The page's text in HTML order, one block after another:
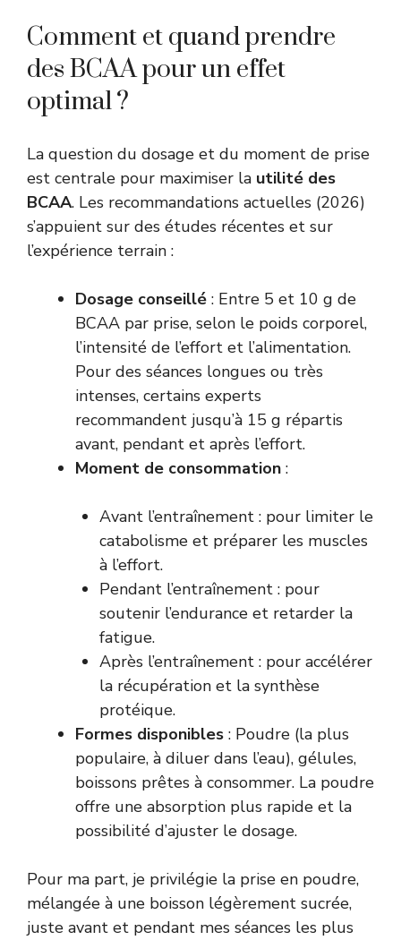
Comment et quand prendre
des BCAA pour un effet
optimal ?
La question du dosage et du moment de prise
est centrale pour maximiser la utilité des
BCAA. Les recommandations actuelles (2026)
s’appuient sur des études récentes et sur
l’expérience terrain :
Dosage conseillé : Entre 5 et 10 g de
BCAA par prise, selon le poids corporel,
l’intensité de l’effort et l’alimentation.
Pour des séances longues ou très
intenses, certains experts
recommandent jusqu’à 15 g répartis
avant, pendant et après l’effort.
Moment de consommation :
Avant l’entraînement : pour limiter le
catabolisme et préparer les muscles
à l’effort.
Pendant l’entraînement : pour
soutenir l’endurance et retarder la
fatigue.
Après l’entraînement : pour accélérer
la récupération et la synthèse
protéique.
Formes disponibles : Poudre (la plus
populaire, à diluer dans l’eau), gélules,
boissons prêtes à consommer. La poudre
offre une absorption plus rapide et la
possibilité d’ajuster le dosage.
Pour ma part, je privilégie la prise en poudre,
mélangée à une boisson légèrement sucrée,
juste avant et pendant mes séances les plus